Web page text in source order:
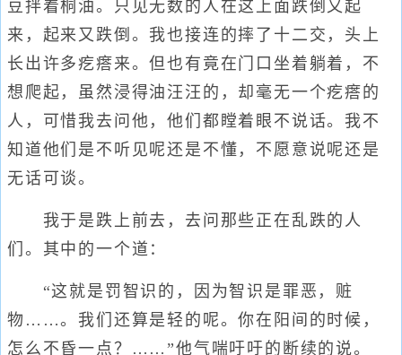
豆拌着桐油。只见无数的人在这上面跌倒又起
来，起来又跌倒。我也接连的摔了十二交，头上
长出许多疙瘩来。但也有竟在门口坐着躺着，不
想爬起，虽然浸得油汪汪的，却毫无一个疙瘩的
人，可惜我去问他，他们都瞠着眼不说话。我不
知道他们是不听见呢还是不懂，不愿意说呢还是
无话可谈。
我于是跌上前去，去问那些正在乱跌的人
们。其中的一个道：
“这就是罚智识的，因为智识是罪恶，赃
物……。我们还算是轻的呢。你在阳间的时候，
怎么不昏一点？……”他气喘吁吁的断续的说。